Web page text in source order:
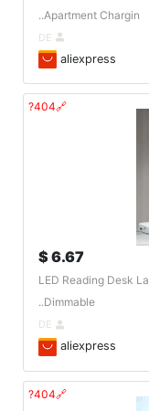
Apartment Chargin..
aliexpress
🔗404?
6.67 $
LED Reading Desk
Dimmable..
aliexpress
🔗404?